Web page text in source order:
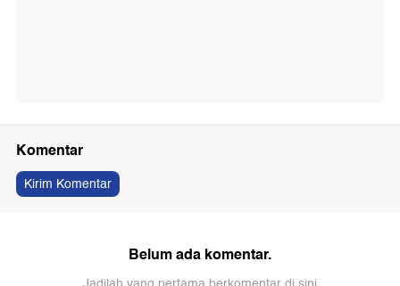
Komentar
Kirim Komentar
Belum ada komentar.